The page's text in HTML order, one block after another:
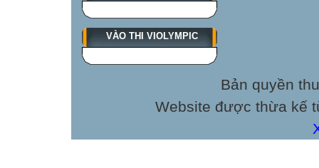
VÀO THI VIOLYMPIC
Bản quyền
Website được thừa kế